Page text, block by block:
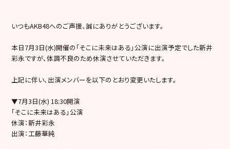
いつもAKB48へのご声援、誠にありがとうございます。
本日7月3日(水)開催の「そこに未来はある」公演に出演予定でした新井
彩永ですが、体調不良のため休演させていただきます。
上記に伴い、出演メンバーを以下のとおり変更いたします。
▼7月3日(水) 18:30開演
「そこに未来はある」公演
休演：新井彩永
出演：工藤華純